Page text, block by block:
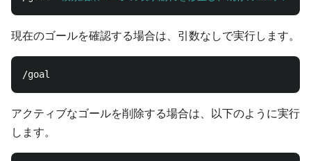
現在のゴールを確認する場合は、引数なしで実行します。
アクティブなゴールを削除する場合は、以下のように実行
します。